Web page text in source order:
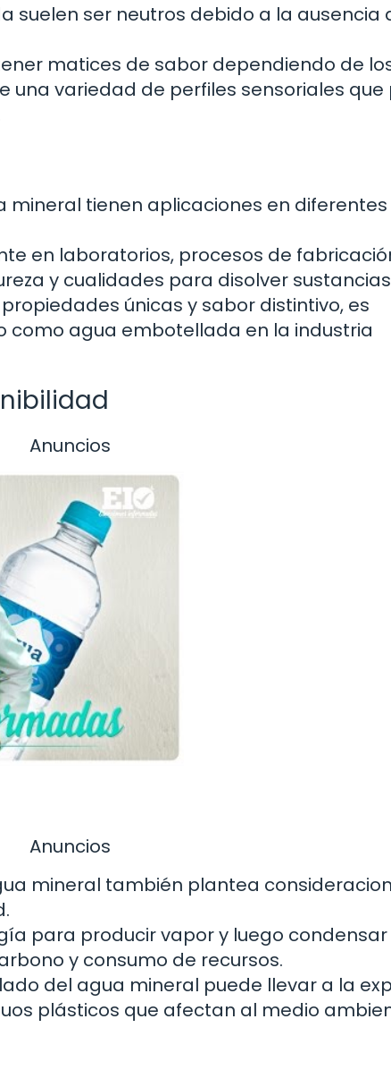
suelen ser neutros debido a la ausencia
matices de sabor dependiendo de
una variedad de perfiles sensoriales que
tienen aplicaciones en diferentes
en laboratorios, procesos de
y cualidades para disolver
únicas y sabor distintivo, es
agua embotellada en la industria
Anuncios
Anuncios
mineral también plantea
para producir vapor y luego condensar
y consumo de recursos.
del agua mineral puede llevar a la
plásticos que afectan al medio